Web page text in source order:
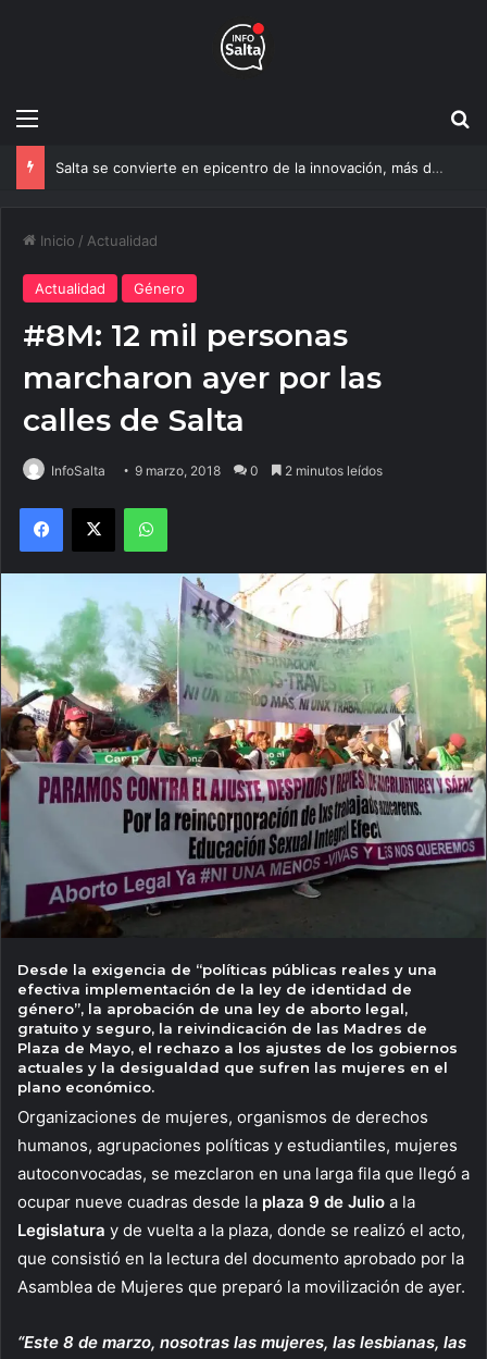
Menú
Salta se convierte en epicentro de la innovación, más de 600 personas ya participan del NOA Innova
Inicio / Actualidad
Actualidad Género
#8M: 12 mil personas
marcharon ayer por las
calles de Salta
InfoSalta 9 marzo, 2018 0 2 minutos leídos
Facebook
X WhatsApp
Desde la exigencia de “políticas públicas reales y una
efectiva implementación de la ley de identidad de
género”, la aprobación de una ley de aborto legal,
gratuito y seguro, la reivindicación de las Madres de
Plaza de Mayo, el rechazo a los ajustes de los gobiernos
actuales y la desigualdad que sufren las mujeres en el
plano económico.
Organizaciones de mujeres, organismos de derechos
humanos, agrupaciones políticas y estudiantiles, mujeres
autoconvocadas, se mezclaron en una larga fila que llegó a
ocupar nueve cuadras desde la plaza 9 de Julio a la
Legislatura y de vuelta a la plaza, donde se realizó el acto,
que consistió en la lectura del documento aprobado por la
Asamblea de Mujeres que preparó la movilización de ayer.
“Este 8 de marzo, nosotras las mujeres, las lesbianas, las